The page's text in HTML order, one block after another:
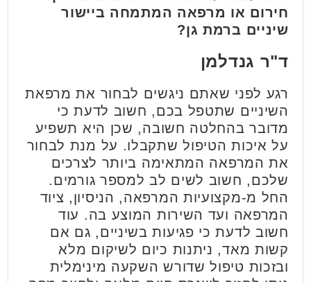
חירום או מרפאה המתמחה ביישור
שיניים ברמת גן?
ד"ר גנדלמן
רגע לפני שאתם ניגשים לבחור את מרפאת
השיניים שתטפל בכם, חשוב לדעת כי
מדובר בהחלטה חשובה, שכן היא תשפיע
על איכות הטיפול שתקבלו. על מנת לבחור
את המרפאה המתאימה ביותר לצרכים
שלכם, חשוב לשים לב למספר גורמים.
החל מ-מקצועיות המרפאה, הניסיון, ציוד
המרפאה ועד השירות המוצע בה. עוד
חשוב לדעת כי פגיעות בשיניים, גם אם
קשות מאד, ניתנות כיום לשיקום מלא
ובזכות טיפול שדורש השקעה מינימלית